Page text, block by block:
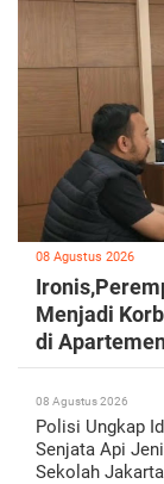
08 Agustus 2026
Menjadi
di
08 Agustus 2026
Polisi Ungkap
Senjata Api
Sekolah